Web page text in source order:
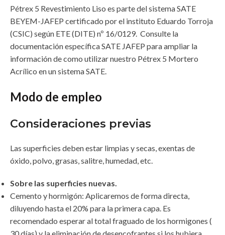
Pétrex 5 Revestimiento Liso es parte del sistema SATE
BEYEM-JAFEP certificado por el instituto Eduardo Torroja
(CSIC) según ETE (DITE) nº 16/0129. Consulte la
documentación específica SATE JAFEP para ampliar la
información de como utilizar nuestro Pétrex 5 Mortero
Acrílico en un sistema SATE.
Modo de empleo
Consideraciones previas
Las superficies deben estar limpias y secas, exentas de
óxido, polvo, grasas, salitre, humedad, etc.
Sobre las superficies nuevas.
Cemento y hormigón: Aplicaremos de forma directa,
diluyendo hasta el 20% para la primera capa. Es
recomendado esperar al total fraguado de los hormigones (
30 días) y la eliminación de desencofrantes si los hubiera.